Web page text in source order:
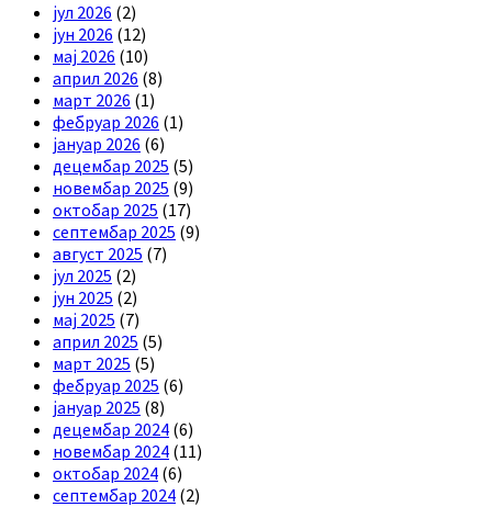
јул 2026 (2)
јун 2026 (12)
мај 2026 (10)
април 2026 (8)
март 2026 (1)
фебруар 2026 (1)
јануар 2026 (6)
децембар 2025 (5)
новембар 2025 (9)
октобар 2025 (17)
септембар 2025 (9)
август 2025 (7)
јул 2025 (2)
јун 2025 (2)
мај 2025 (7)
април 2025 (5)
март 2025 (5)
фебруар 2025 (6)
јануар 2025 (8)
децембар 2024 (6)
новембар 2024 (11)
октобар 2024 (6)
септембар 2024 (2)